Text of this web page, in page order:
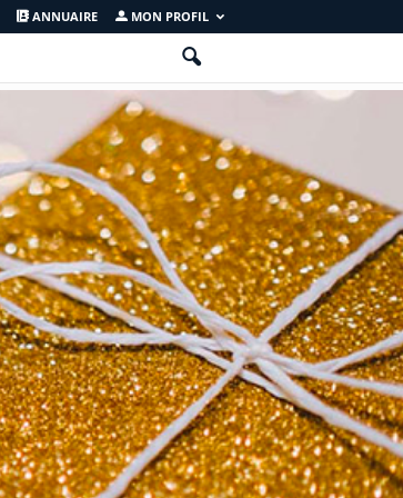
ANNUAIRE MON PROFIL